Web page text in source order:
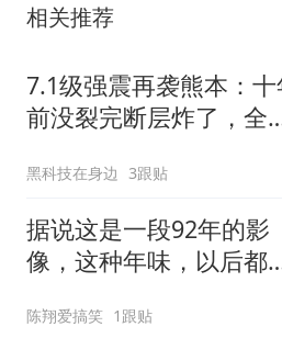
相关推荐
7.1级强震再袭熊本：十
前没裂完断层炸了，全
黑科技在身边 3跟贴
据说这是一段92年的影
像，这种年味，以后都
陈翔爱搞笑 1跟贴